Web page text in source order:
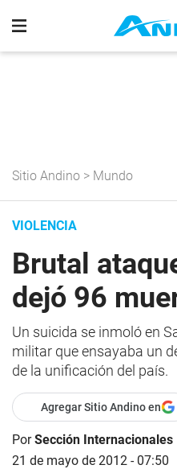
Sitio Andino > Mundo
VIOLENCIA
Brutal
dejó 96
Un suicida se inmoló en
militar que ensayaba un
de la unificación del país.
Agregar Sitio Andino en
PorSección Internacionales
21 de mayo de 2012 - 07:50